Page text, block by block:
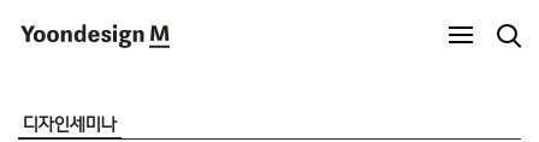
Yoondesign M
디자인세미나